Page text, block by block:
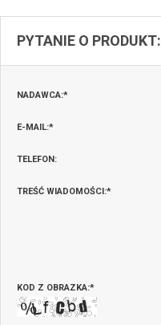
PYTANIE O PRODUKT:
NADAWCA:*
E-MAIL:*
TELEFON:
TREŚĆ WIADOMOŚCI:*
KOD Z OBRAZKA:*